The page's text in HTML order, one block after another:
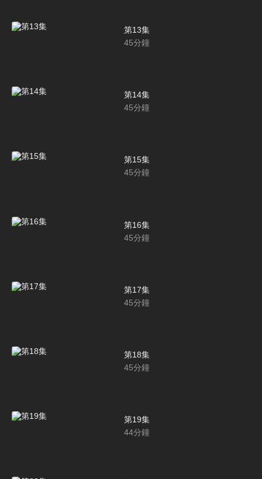
第13集
45分鐘
第14集
45分鐘
第15集
45分鐘
第16集
45分鐘
第17集
45分鐘
第18集
45分鐘
第19集
44分鐘